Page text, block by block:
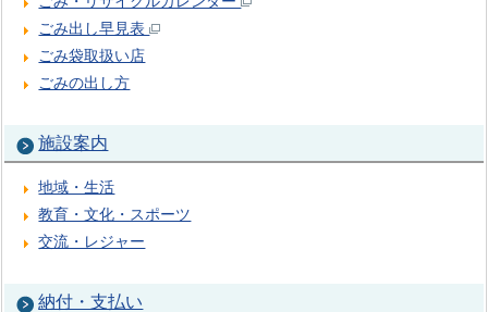
ごみ出し早見表
ごみ袋取扱い店
ごみの出し方
施設案内
地域・生活
教育・文化・スポーツ
交流・レジャー
納付・支払い